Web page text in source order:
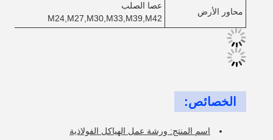
محاور الأرض
عصا الصلب
M24,M27,M30,M33,M39,M42
الخصائص:
اسم المنتج: ورشة عمل الهياكل الفولاذية